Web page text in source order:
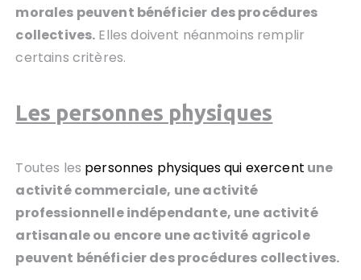
morales peuvent bénéficier des procédures
collectives. Elles doivent néanmoins remplir
certains critères.
Les personnes physiques
Toutes les personnes physiques qui exercent une
activité commerciale, une activité
professionnelle indépendante, une activité
artisanale ou encore une activité agricole
peuvent bénéficier des procédures collectives.